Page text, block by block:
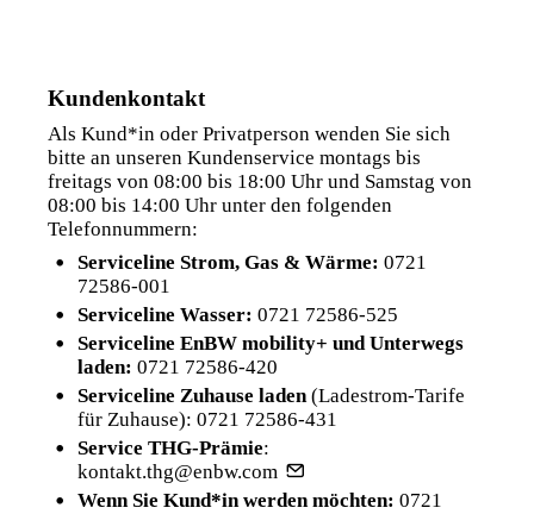
Kundenkontakt
Als Kund*in oder Privatperson wenden Sie sich
bitte an unseren Kundenservice montags bis
freitags von 08:00 bis 18:00 Uhr und Samstag von
08:00 bis 14:00 Uhr unter den folgenden
Telefonnummern:
Serviceline Strom, Gas & Wärme: 0721
72586-001
Serviceline Wasser: 0721 72586-525
Serviceline EnBW mobility+ und Unterwegs
laden: 0721 72586-420
Serviceline Zuhause laden(Ladestrom-Tarife
für Zuhause): 0721 72586-431
Service THG-Prämie:
kontakt.thg@enbw.com
Wenn Sie Kund*in werden möchten: 0721